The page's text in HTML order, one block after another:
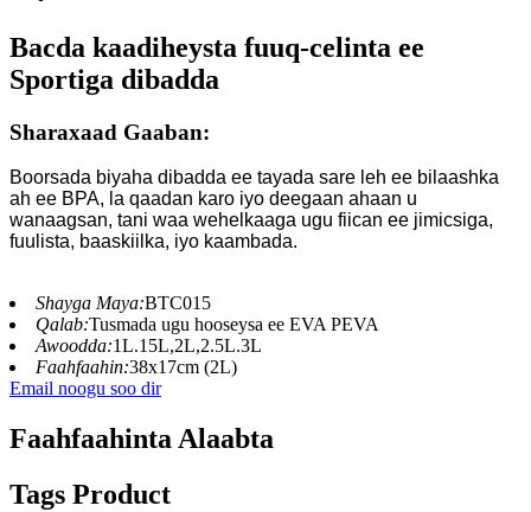
Bacda kaadiheysta fuuq-celinta ee
Sportiga dibadda
Sharaxaad Gaaban:
Boorsada biyaha dibadda ee tayada sare leh ee bilaashka
ah ee BPA, la qaadan karo iyo deegaan ahaan u
wanaagsan, tani waa wehelkaaga ugu fiican ee jimicsiga,
fuulista, baaskiilka, iyo kaambada.
Shayga Maya:BTC015
Qalab:Tusmada ugu hooseysa ee EVA PEVA
Awoodda:1L.15L,2L,2.5L.3L
Faahfaahin:38x17cm (2L)
Email noogu soo dir
Faahfaahinta Alaabta
Tags Product